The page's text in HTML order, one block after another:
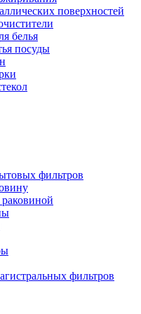
поверхностей
белья
посуды
фильтров
фильтров